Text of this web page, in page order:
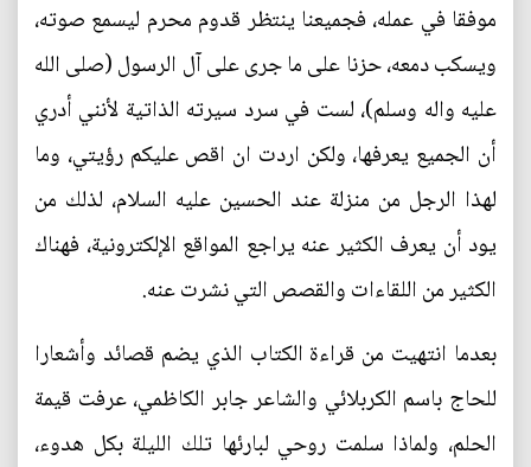
موفقا في عمله، فجميعنا ينتظر قدوم محرم ليسمع صوته،
ويسكب دمعه، حزنا على ما جرى على آل الرسول (صلى الله
عليه واله وسلم)، لست في سرد سيرته الذاتية لأنني أدري
أن الجميع يعرفها، ولكن اردت ان اقص عليكم رؤيتي، وما
لهذا الرجل من منزلة عند الحسين عليه السلام، لذلك من
يود أن يعرف الكثير عنه يراجع المواقع الإلكترونية، فهناك
الكثير من اللقاءات والقصص التي نشرت عنه.
بعدما انتهيت من قراءة الكتاب الذي يضم قصائد وأشعارا
للحاج باسم الكربلائي والشاعر جابر الكاظمي، عرفت قيمة
الحلم، ولماذا سلمت روحي لبارئها تلك الليلة بكل هدوء،